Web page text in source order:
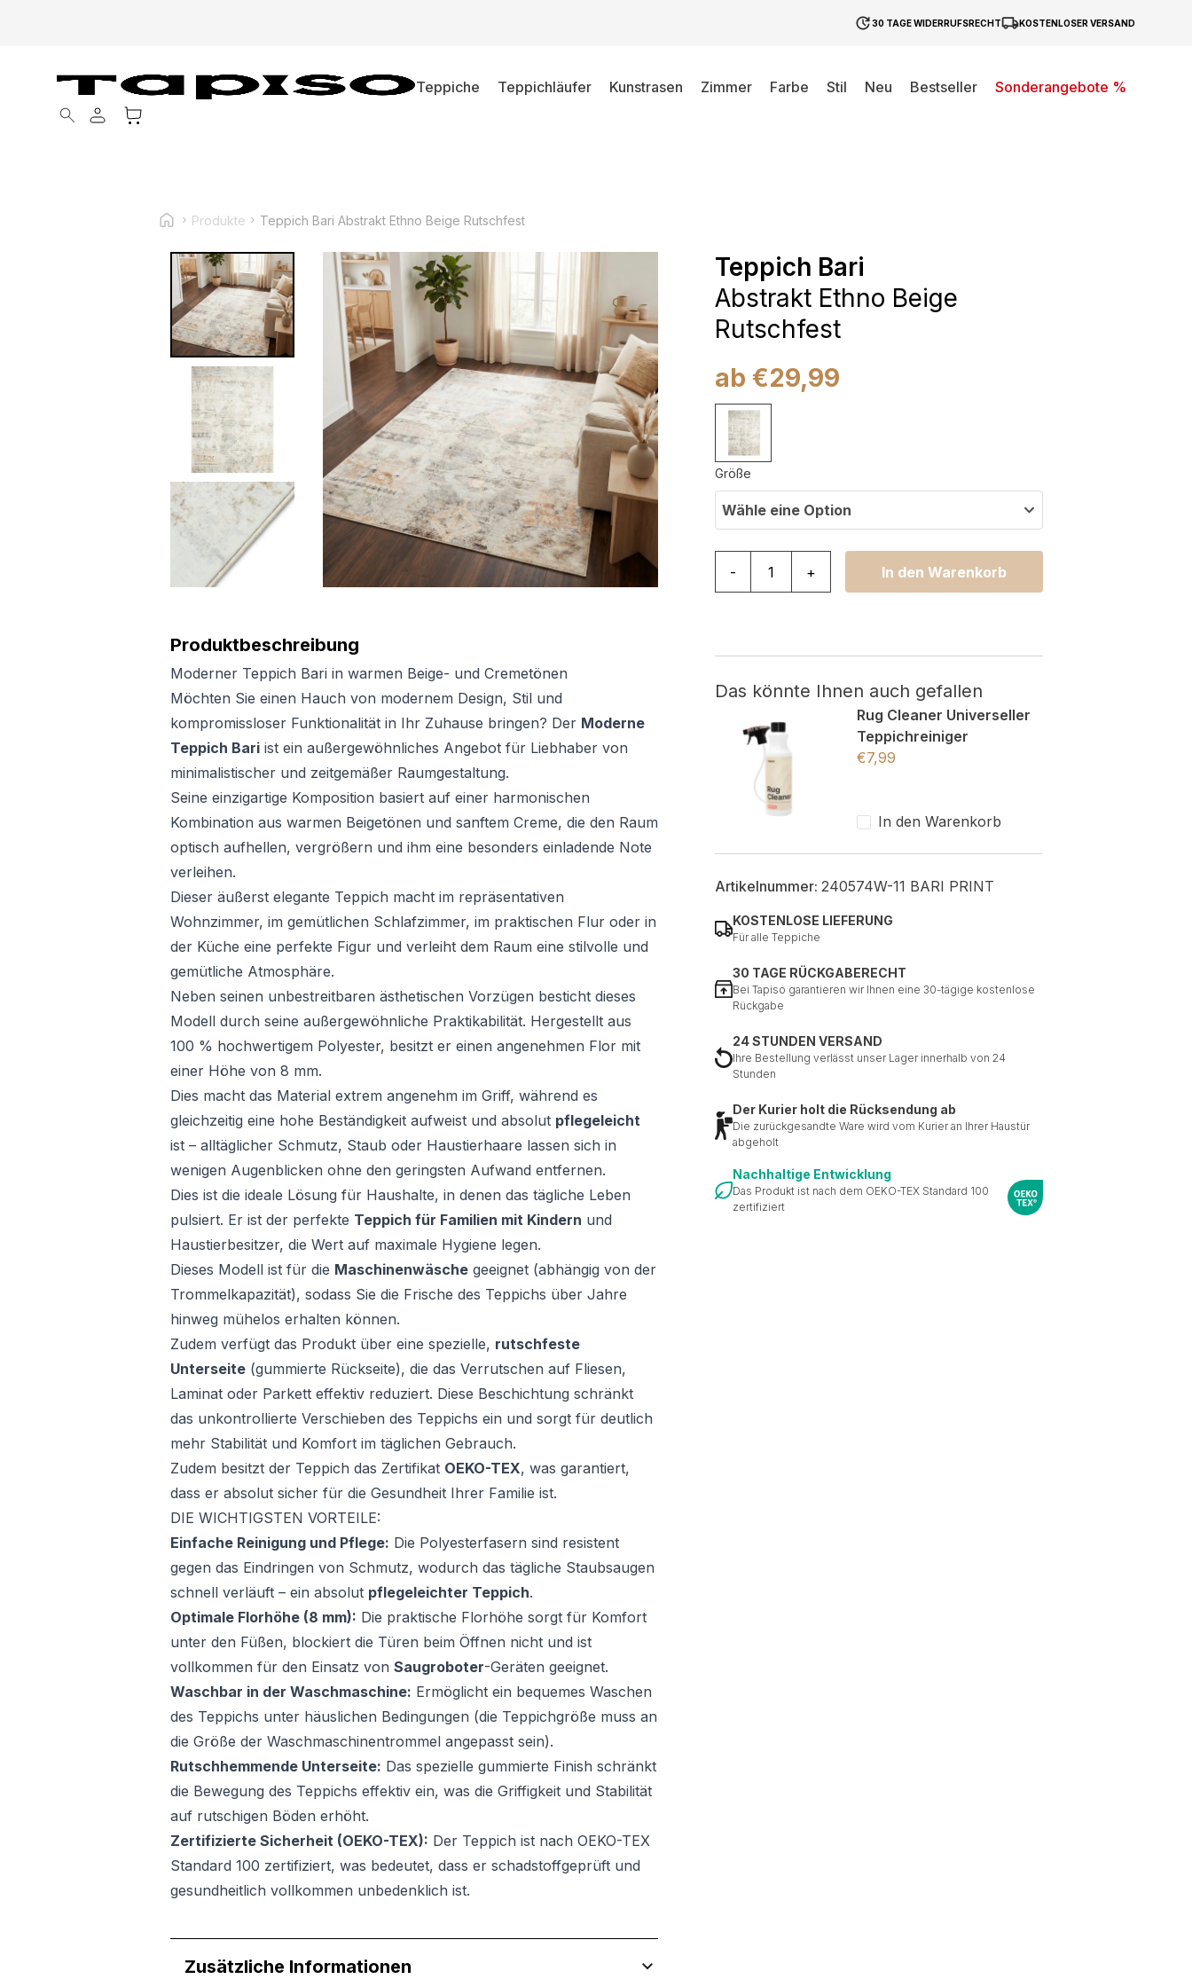
30 TAGE WIDERRUFSRECHT KOSTENLOSER VERSAND
Teppiche Teppichläufer Kunstrasen Zimmer Farbe Stil Neu Bestseller
Sonderangebote %
Products search
Produkte Teppich Bari Abstrakt Ethno Beige Rutschfest
Produktbeschreibung
Moderner Teppich Bari in warmen Beige- und Cremetönen
Möchten Sie einen Hauch von modernem Design, Stil und
kompromissloser Funktionalität in Ihr Zuhause bringen? Der Moderne
Teppich Bari ist ein außergewöhnliches Angebot für Liebhaber von
minimalistischer und zeitgemäßer Raumgestaltung.
Seine einzigartige Komposition basiert auf einer harmonischen
Kombination aus warmen Beigetönen und sanftem Creme, die den Raum
optisch aufhellen, vergrößern und ihm eine besonders einladende Note
verleihen.
Dieser äußerst elegante Teppich macht im repräsentativen
Wohnzimmer, im gemütlichen Schlafzimmer, im praktischen Flur oder in
der Küche eine perfekte Figur und verleiht dem Raum eine stilvolle und
gemütliche Atmosphäre.
Neben seinen unbestreitbaren ästhetischen Vorzügen besticht dieses
Modell durch seine außergewöhnliche Praktikabilität. Hergestellt aus
100 % hochwertigem Polyester, besitzt er einen angenehmen Flor mit
einer Höhe von 8 mm.
Dies macht das Material extrem angenehm im Griff, während es
gleichzeitig eine hohe Beständigkeit aufweist und absolut pflegeleicht
ist – alltäglicher Schmutz, Staub oder Haustierhaare lassen sich in
wenigen Augenblicken ohne den geringsten Aufwand entfernen.
Dies ist die ideale Lösung für Haushalte, in denen das tägliche Leben
pulsiert. Er ist der perfekte Teppich für Familien mit Kindern und
Haustierbesitzer, die Wert auf maximale Hygiene legen.
Dieses Modell ist für die Maschinenwäsche geeignet (abhängig von der
Trommelkapazität), sodass Sie die Frische des Teppichs über Jahre
hinweg mühelos erhalten können.
Zudem verfügt das Produkt über eine spezielle, rutschfeste
Unterseite (gummierte Rückseite), die das Verrutschen auf Fliesen,
Laminat oder Parkett effektiv reduziert. Diese Beschichtung schränkt
das unkontrollierte Verschieben des Teppichs ein und sorgt für deutlich
mehr Stabilität und Komfort im täglichen Gebrauch.
Zudem besitzt der Teppich das Zertifikat OEKO-TEX, was garantiert,
dass er absolut sicher für die Gesundheit Ihrer Familie ist.
DIE WICHTIGSTEN VORTEILE:
Einfache Reinigung und Pflege: Die Polyesterfasern sind resistent
gegen das Eindringen von Schmutz, wodurch das tägliche Staubsaugen
schnell verläuft – ein absolut pflegeleichter Teppich.
Optimale Florhöhe (8 mm): Die praktische Florhöhe sorgt für Komfort
unter den Füßen, blockiert die Türen beim Öffnen nicht und ist
vollkommen für den Einsatz von Saugroboter-Geräten geeignet.
Waschbar in der Waschmaschine: Ermöglicht ein bequemes Waschen
des Teppichs unter häuslichen Bedingungen (die Teppichgröße muss an
die Größe der Waschmaschinentrommel angepasst sein).
Rutschhemmende Unterseite: Das spezielle gummierte Finish schränkt
die Bewegung des Teppichs effektiv ein, was die Griffigkeit und Stabilität
auf rutschigen Böden erhöht.
Zertifizierte Sicherheit (OEKO-TEX): Der Teppich ist nach OEKO-TEX
Standard 100 zertifiziert, was bedeutet, dass er schadstoffgeprüft und
gesundheitlich vollkommen unbedenklich ist.
Teppich Bari
Abstrakt Ethno Beige
Rutschfest
ab €29,99
Größe
Wähle eine Option
- + In den Warenkorb
Das könnte Ihnen auch gefallen
Rug Cleaner Universeller
Teppichreiniger
€7,99
In den Warenkorb
Artikelnummer: 240574W-11 BARI PRINT
KOSTENLOSE LIEFERUNG
Für alle Teppiche
30 TAGE RÜCKGABERECHT
Bei Tapiso garantieren wir Ihnen eine 30-tägige kostenlose
Rückgabe
24 STUNDEN VERSAND
Ihre Bestellung verlässt unser Lager innerhalb von 24
Stunden
Der Kurier holt die Rücksendung ab
Die zurückgesandte Ware wird vom Kurier an Ihrer Haustür
abgeholt
Nachhaltige Entwicklung
Das Produkt ist nach dem OEKO-TEX Standard 100
zertifiziert
Zusätzliche Informationen
Wir verwenden Cookies, um Inhalte und Anzeigen zu personalisieren, um Funktionen für soziale Medien anbieten zu
können und um unseren Traffic zu analysieren. Außerdem geben wir Informationen über Ihre Verwendung unserer
Website an unsere Partner für soziale Medien, Werbung und Analysen weiter. Diese Partner können diese Informationen
mit weiteren Daten zusammenführen, die Sie ihnen bereitgestellt haben oder die sie im Rahmen Ihrer Nutzung der
Dienste gesammelt haben.
Notwendig
Notwendige Cookies sind erforderlich, um die grundlegenden Funktionen dieser Website zu ermöglichen, wie zum
Beispiel das Bereitstellen eines sicheren Log-ins oder das Anpassen Ihrer Zustimmungseinstellungen. Diese Cookies
speichern keine personenbezogenen Daten.
Website aussieht oder funktioniert, wie zum Beispiel Ihre bevorzugte Sprache oder die Region, in der Sie sich befinden.